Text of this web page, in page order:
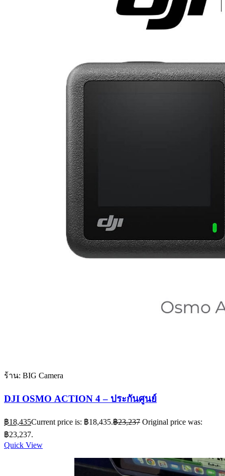
ร้าน: BIG Camera
DJI OSMO ACTION 4 – ประกันศูนย์
฿18,435Current price is: ฿18,435.฿23,237 Original price was:
฿23,237.
Quick View